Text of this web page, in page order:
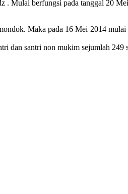
. Mulai berfungsi pada tanggal 20
Maka pada 16 Mei 2014
dan santri non mukim sejumlah 249